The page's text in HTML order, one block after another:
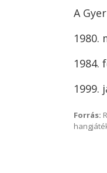
A
1980.
1984.
1999.
Forrás: